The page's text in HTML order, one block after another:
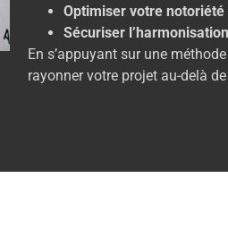
Optimiser votre notoriété
Sécuriser l’harmonisation
En s’appuyant sur une
rayonner votre projet au-delà